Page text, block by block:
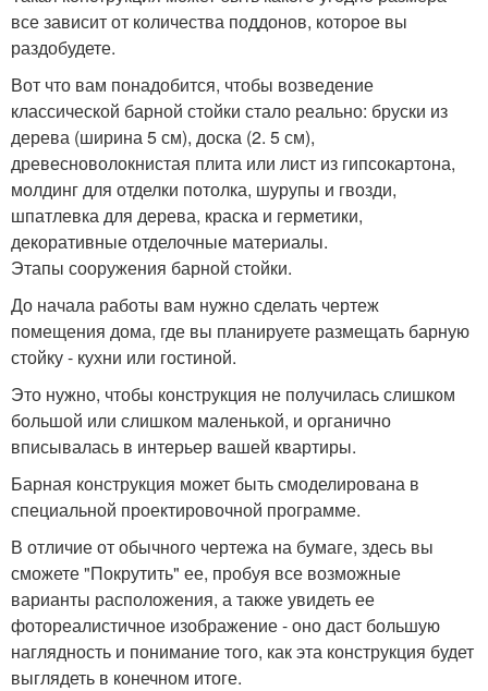
все зависит от количества поддонов, которое вы
раздобудете.
Вот что вам понадобится, чтобы возведение
классической барной стойки стало реально: бруски из
дерева (ширина 5 см), доска (2. 5 см),
древесноволокнистая плита или лист из гипсокартона,
молдинг для отделки потолка, шурупы и гвозди,
шпатлевка для дерева, краска и герметики,
декоративные отделочные материалы.
Этапы сооружения барной стойки.
До начала работы вам нужно сделать чертеж
помещения дома, где вы планируете размещать барную
стойку - кухни или гостиной.
Это нужно, чтобы конструкция не получилась слишком
большой или слишком маленькой, и органично
вписывалась в интерьер вашей квартиры.
Барная конструкция может быть смоделирована в
специальной проектировочной программе.
В отличие от обычного чертежа на бумаге, здесь вы
сможете "Покрутить" ее, пробуя все возможные
варианты расположения, а также увидеть ее
фотореалистичное изображение - оно даст большую
наглядность и понимание того, как эта конструкция будет
выглядеть в конечном итоге.